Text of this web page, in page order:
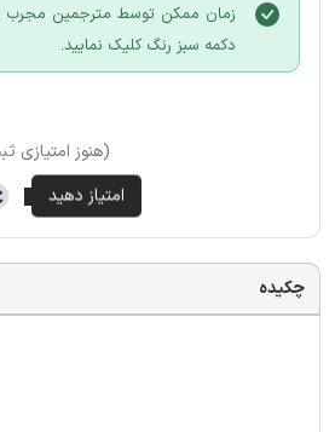
زمان ممکن توسط مترجمین مجرب
دکمه سبز رنگ کلیک نمایید.
(هنوز
چکیده